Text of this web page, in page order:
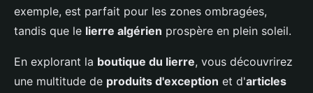
exemple, est parfait pour les zones ombragées,
tandis que le lierre algérien prospère en plein soleil.
En explorant la boutique du lierre, vous découvrirez
une multitude de produits d'exception et d'articles